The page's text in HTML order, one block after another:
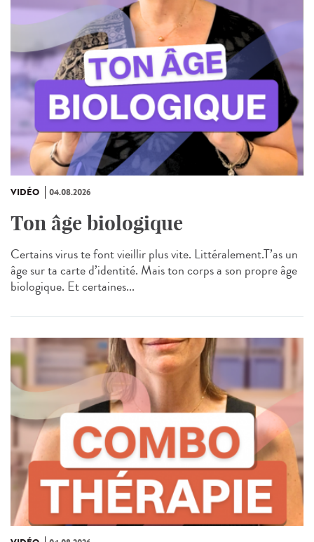
VIDÉO 04.08.2026
Ton âge biologique
Certains virus te font vieillir plus vite. Littéralement.T’as un
âge sur ta carte d’identité. Mais ton corps a son propre âge
biologique. Et certaines...